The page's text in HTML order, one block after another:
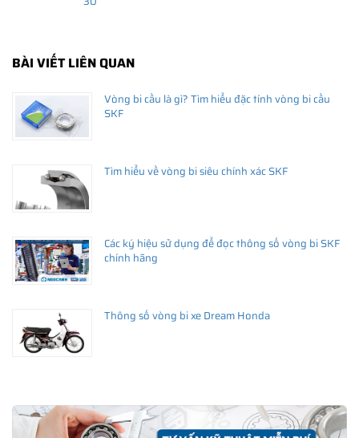
BÀI VIẾT LIÊN QUAN
Vòng bi cầu là gì? Tìm hiểu đặc tính vòng bi cầu
SKF
Tìm hiểu về vòng bi siêu chính xác SKF
Các ký hiệu sử dụng để đọc thông số vòng bi SKF
chính hãng
Thông số vòng bi xe Dream Honda